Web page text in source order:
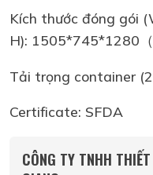
Kích thước đóng gói
H): 1505*745*1280
Tải trọng container
Certificate: SFDA
CÔNG TY TNHH